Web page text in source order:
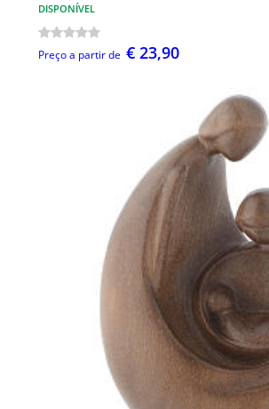
DISPONÍVEL
Preço a partir de € 23,90